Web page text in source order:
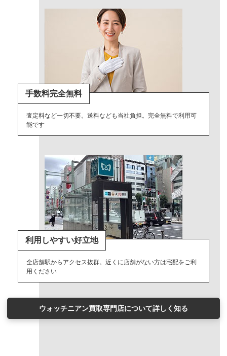
手数料完全無料
査定料など一切不要。送料なども当社負担。完全無料で利用可
能です
利用しやすい好立地
全店舗駅からアクセス抜群。近くに店舗がない方は宅配をご利
用ください
ウォッチニアン買取専門店について詳しく知る